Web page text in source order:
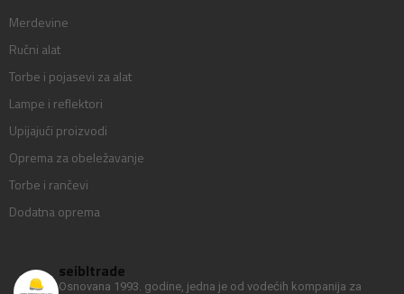
Merdevine
Ručni alat
Torbe i pojasevi za alat
Lampe i reflektori
Upijajući proizvodi
Oprema za obeležavanje
Torbe i rančevi
Dodatna oprema
seibltrade
Osnovana 1993. godine, jedna je od vodećih kompanija za